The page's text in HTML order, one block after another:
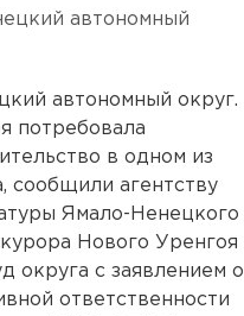
автономный
автономный округ.
потребовала
в одном из
сообщили агентству
Ямало-Ненецкого
Нового Уренгоя
округа с заявлением о
ответственности